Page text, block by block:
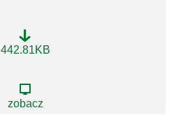
442.81KB
zobacz